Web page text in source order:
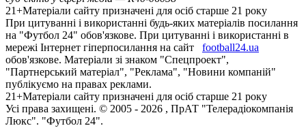
21+Матеріали сайту призначені для осіб старше 21 року
При цитуванні і використанні будь-яких матеріалів посилання
на "Футбол 24" обов'язкове. При цитуванні і використанні в
мережі Інтернет гіперпосилання на сайт
football24.ua
обов'язкове. Матеріали зі знаком "Спецпроект",
"Партнерський матеріал", "Реклама", "Новини компаній"
публікуємо на правах реклами.
21+Матеріали сайту призначені для осіб старше 21 року
Усi права захищенi. © 2005 - 2026 , ПрАТ "Телерадіокомпанія
Люкс". "Футбол 24".